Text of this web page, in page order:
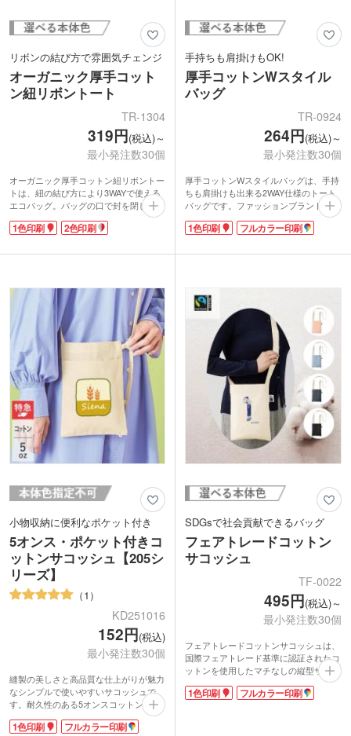
リボンの結び方で雰囲気チェンジ
オーガニック厚手コット
ン紐リボントート
TR-1304
319円(税込)～
最小発注数30個
オーガニック厚手コットン紐リボントー
トは、紐の結び方により3WAYで使える
エコバッグ。バッグの口で封を閉じるよ
うに結ぶと台形バッグ、バッグの外側で
リボン結びをするとキュートなリボンバ
ッグになります。
で柔らかな生地感です。リボンが可愛い
アクセントになるのでおしゃれ要素を取
り入れつつ、SDGs活動の取り組みアピ
ールが可能です。アパレルやサロン系の
グッズ制作にいかがでしょうか。
1色印刷 2色印刷
手持ちも肩掛けもOK!
厚手コットンWスタイル
バッグ
TR-0924
264円(税込)～
最小発注数30個
厚手コットンWスタイルバッグは、手持
ちも肩掛けも出来る2WAY仕様のトート
バッグです。ファッションブランドで人
気の形状で、オリジナルの1色印刷・フ
ルカラー印刷ができます。
のコットンバッグでは物足りないおしゃ
な、こなれたフォルムのオリジナルバッ
グが製作できますよ。生地はやや薄手の
シーチング地です。
1色印刷 フルカラー印刷
小物収納に便利なポケット付き
5オンス・ポケット付きコ
ットンサコッシュ【205シ
リーズ】
1
KD251016
152円(税込)
最小発注数30個
縫製の美しさと高品質な仕上がりが魅力
なシンプルで使いやすいサコッシュで
す。耐久性のある5オンスコットン素材
を使用し、軽量ながら丈夫な仕上がり。
オープンポケット付きで、小物の仕分け
1色印刷 フルカラー印刷
SDGsで社会貢献できるバッグ
フェアトレードコットン
サコッシュ
TF-0022
495円(税込)～
最小発注数30個
フェアトレードコットンサコッシュは、
国際フェアトレード基準に認証されたコ
ットンを使用したマチなしの縦型サコッ
シュ。薄手のシーチング生地ながらも、
縫製がしっかりしています。スマホやお
1色印刷 フルカラー印刷